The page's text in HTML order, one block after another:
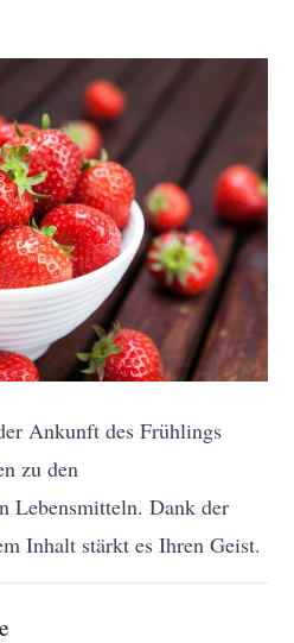
Ankunft des Frühlings
zu den
Lebensmitteln. Dank der
Inhalt stärkt es Ihren Geist.